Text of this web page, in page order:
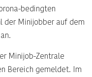
bedingten
der Minijobber auf dem
Minijob-Zentrale
Bereich gemeldet. Im